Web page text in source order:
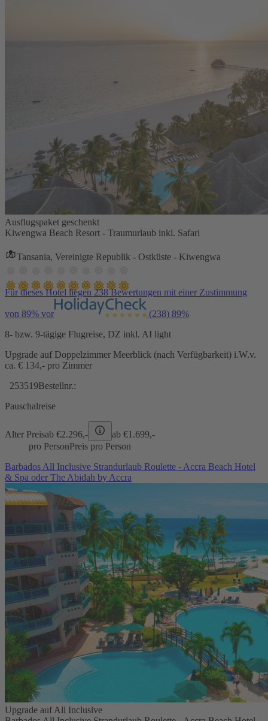
Ausflugspaket geschenkt
Kiwengwa Beach Resort - Traumurlaub inkl. Safari
Tansania, Vereinigte Republik - Ostküste - Kiwengwa
Für dieses Hotel liegen 238 Bewertungen mit einer Zustimmung
von 89% vor (238) 89%
8- bzw. 9-tägige Flugreise, DZ inkl. AI light
Upgrade auf Doppelzimmer Meerblick (nach Verfügbarkeit) i.W.v.
ca. € 134,- pro Zimmer
253519Bestellnr.:
Pauschalreise
Alter Preisab €2.296,- ab €1.699,-
pro PersonPreis pro Person
Barbados All Inclusive Strandurlaub Roulette - Accra Beach Hotel
& Spa oder The Abidah by Accra
Upgrade auf All Inclusive